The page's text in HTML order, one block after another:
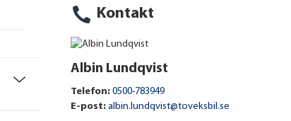
Kontakt
Albin Lundqvist
Telefon: 0500-783949
E-post: albin.lundqvist@toveksbil.se